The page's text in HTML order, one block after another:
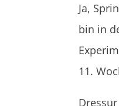
Ja,
bin in
11.